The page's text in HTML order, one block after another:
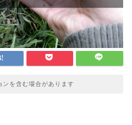
ンを含む場合があります